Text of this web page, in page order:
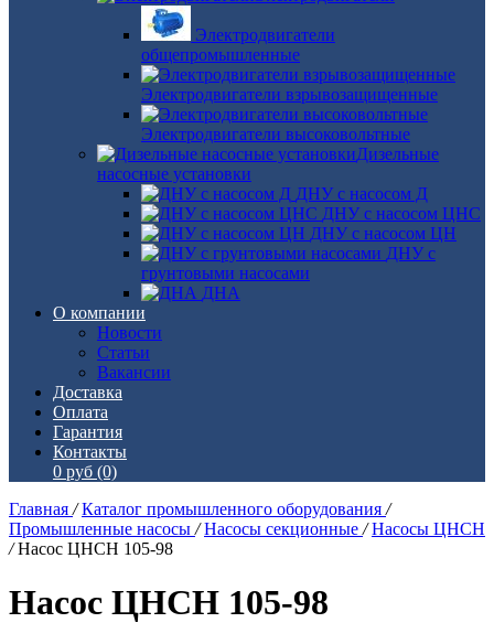
Электродвигатели
общепромышленные
Электродвигатели взрывозащищенные
Электродвигатели высоковольтные
Дизельные
насосные установки
ДНУ с насосом Д
ДНУ с насосом ЦНС
ДНУ с насосом ЦН
ДНУ с
грунтовыми насосами
ДНА
О компании
Новости
Статьи
Вакансии
Доставка
Оплата
Гарантия
Контакты
0 руб (0)
Главная / Каталог промышленного оборудования /
Промышленные насосы / Насосы секционные / Насосы ЦНСН
/ Насос ЦНСН 105-98
Насос ЦНСН 105-98